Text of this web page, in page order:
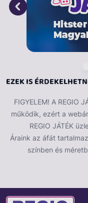
EZEK IS
FIGYELEM! A REGIO
működik, ezért a
REGIO JÁTÉK
Áraink az áfát
színben és